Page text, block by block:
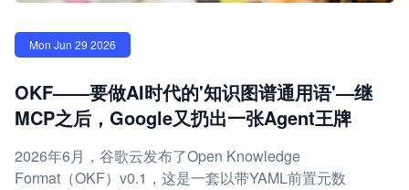
Mon Jun 29 2026
OKF——要做AI时代的'知识图谱通用语'—继
MCP之后，Google又扔出一张Agent王牌
2026年6月，谷歌云发布了Open Knowledge
Format（OKF）v0.1，这是一套以带YAML前置元数